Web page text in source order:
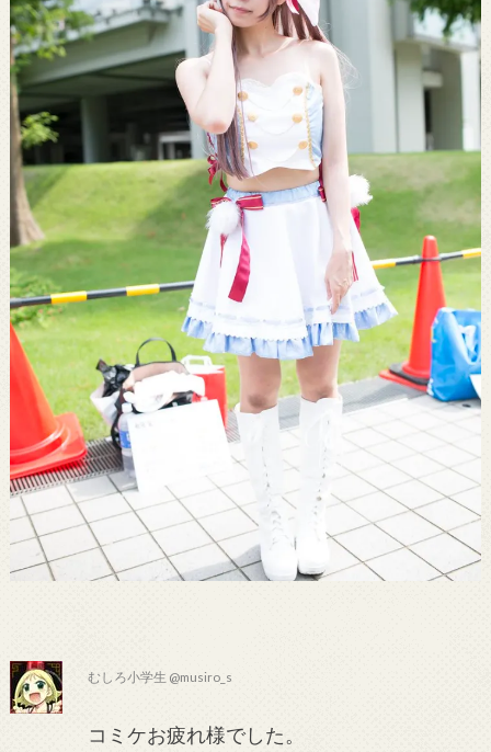
むしろ小学生 @musiro_s
コミケお疲れ様でした。